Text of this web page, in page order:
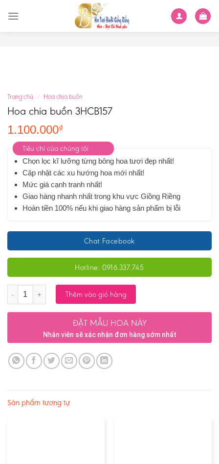
Trang chủ / Hoa chia buồn
Hoa chia buồn 3HCB157
1.100.000₫
Tiêu chí của chúng tôi
Chọn lọc kĩ lưỡng từng bông hoa tươi đẹp nhất!
Cập nhật các xu hướng hoa mới nhất!
Mức giá cạnh tranh nhất!
Giao hàng nhanh nhất trong khu vực Giồng Riềng
Hoàn tiền 100% nếu khi giao hàng sản phẩm bị lỗi
Chat Facebook
Hotline: 0916.337.745
Số lượng Thêm vào giỏ hàng
ĐẶT MẪU HOA NÀY
Nhân viên sẽ xác nhận đơn hàng sớm nhất
Sản phẩm tương tự